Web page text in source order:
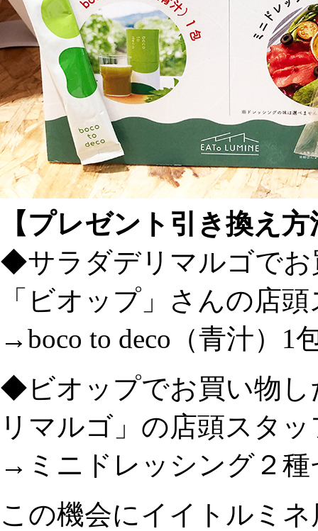
【プレゼント引き換え方
◆サラダデリマルゴでお
「ビオップ」さんの店
→boco to deco（青汁）1
◆ビオップでお買い物し
リマルゴ」の店頭スタ
→ミニドレッシング２種
この機会にイイトルミ